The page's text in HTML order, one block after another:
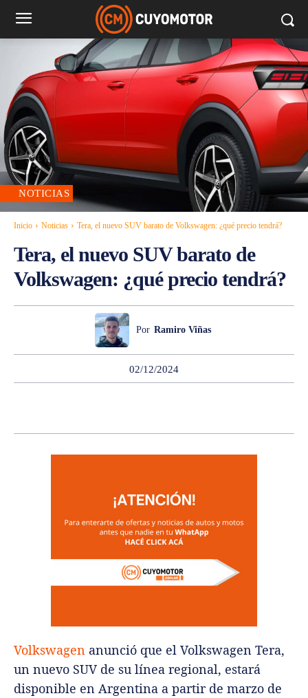
NOTICIAS
Inicio Noticias Tera, el nuevo SUV barato de Volkswagen: ¿qué precio tendrá?
Tera, el nuevo SUV barato de
Volkswagen: ¿qué precio tendrá?
Por Ramiro Viñas
02/12/2024
Volkswagen anunció que el Volkswagen Tera,
un nuevo SUV de su línea regional, estará
disponible en Argentina a partir de marzo de